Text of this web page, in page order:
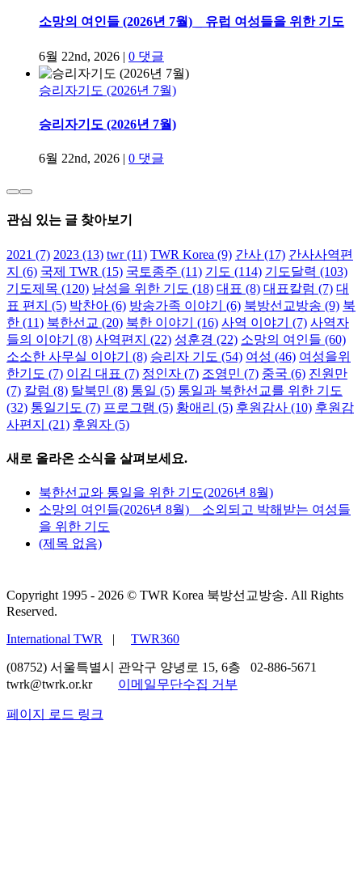
소망의 여인들 (2026년 7월) _ 유럽 여성들을 위한 기도
6월 22nd, 2026 | 0 댓글
승리자기도 (2026년 7월)
승리자기도 (2026년 7월)
6월 22nd, 2026 | 0 댓글
관심 있는 글 찾아보기
2021 (7) 2023 (13) twr(11) TWR Korea (9) 간사 (17) 간사사역편
지 (6) 국제 TWR (15) 국토종주 (11) 기도 (114) 기도달력 (103)
기도제목 (120) 남성을 위한 기도 (18) 대표 (8) 대표칼럼 (7) 대
표 편지 (5) 박찬아 (6) 방송가족 이야기 (6) 북방선교방송 (9) 북
한 (11) 북한선교 (20) 북한 이야기 (16) 사역 이야기 (7) 사역자
들의 이야기
(8) 사역편지 (22) 성훈경 (22) 소망의 여인들 (60)
소소한 사무실 이야기
(8) 승리자 기도 (54) 여성 (46) 여성을위
한기도 (7) 이김 대표 (7) 정인자 (7) 조영민 (7) 중국 (6) 진원만
(7) 칼럼 (8) 탈북민 (8) 통일 (5) 통일과 북한선교를 위한 기도
(32) 통일기도 (7) 프로그램 (5) 황애리 (5) 후원감사 (10) 후원감
사편지 (21) 후원자 (5)
새로 올라온 소식을 살펴보세요.
북한선교와 통일을 위한 기도(2026년 8월)
소망의 여인들(2026년 8월) _ 소외되고 박해받는 여성들
을 위한 기도
(제목 없음)
Copyright 1995 - 2026 © TWR Korea 북방선교방송. All Rights
Reserved.
International TWR
| TWR360
(08752) 서울특별시 관악구 양녕로 15, 6층 02-886-5671
twrk@twrk.or.kr 이메일무단수집 거부
페이지 로드 링크